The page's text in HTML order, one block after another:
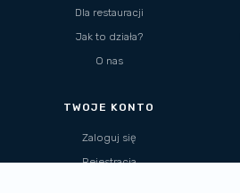
Dla restauracji
Jak to działa?
O nas
TWOJE KONTO
Zaloguj się
Rejestracja